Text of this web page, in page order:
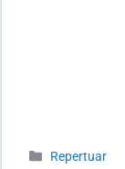
Repertuar